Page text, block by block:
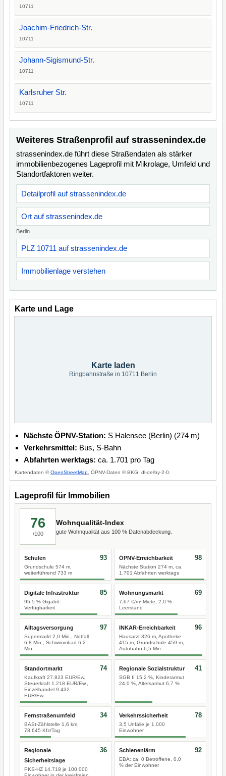
10711
Joachim-Friedrich-Str.
10711
Johann-Sigismund-Str.
10711
Karlsruher Str.
10711
Weiteres Straßenprofil auf strassenindex.de
strassenindex.de führt diese Straßendaten als stärker
immobilienbezogenes Lageprofil mit Mikrolage, Umfeld und
Standortfaktoren weiter.
Detailprofil auf strassenindex.de
Ort auf strassenindex.de
Berlin
PLZ 10711 auf strassenindex.de
Immobilienlage verstehen
Karte und Lage
Karte laden
Ringbahnstraße in 10711 Berlin
Nächste ÖPNV-Station: S Halensee (Berlin) (274 m)
Verkehrsmittel: Bus, S-Bahn
Abfahrten werktags: ca. 1.701 pro Tag
Kartendaten ©OpenStreetMap , ÖPNV-Daten © BKG, dl-de/by-2-0.
Lageprofil für Immobilien
76
/100
Wohnqualität-Index
gute Wohnqualität aus 100 % Datenabdeckung.
Schulen
Grundschule 574 m,
weiterführend 733 m
93 ÖPNV-Erreichbarkeit
Nächste Station 274 m, ca.
1.701 Abfahrten werktags
98
Digitale Infrastruktur
95,5 % Gigabit-
Verfügbarkeit
85 Wohnungsmarkt
7,67 €/m² Miete, 2,0 %
Leerstand
69
Alltagsversorgung
Supermarkt 2,0 Min., Notfall
6,8 Min., Schwimmbad 6,2
Min.
97 INKAR-Erreichbarkeit
Hausarzt 326 m, Apotheke
415 m, Grundschule 459 m,
Autobahn 6,5 Min.
96
Standortmarkt
Kaufkraft 27.823 EUR/Ew.,
Steuerkraft 1.218 EUR/Ew.,
Einzelhandel 9.432
EUR/Ew.
74 Regionale Sozialstruktur
SGB II 15,2 %, Kinderarmut
24,0 %, Altersarmut 6,7 %
41
Fernstraßenumfeld
BASt-Zählstelle 1,6 km,
78.645 Kfz/Tag
34 Verkehrssicherheit
3,5 Unfälle je 1.000
Einwohner
78
Regionale
Sicherheitslage
PKS-HZ 14.719 je 100.000
36 Schienenlärm
EBA: ca. 0 Betroffene, 0,0
% der Einwohner
92